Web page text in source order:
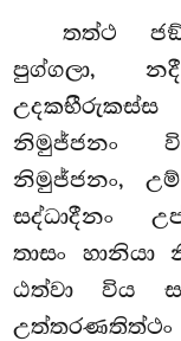
තත්ථ
පුග්ගලා,
උදකභීරුකස්ස
නිමුජ්ජනං
නිමුජ්ජනං,
සද්ධාදීනං
තාසං
ඨත්වා විය